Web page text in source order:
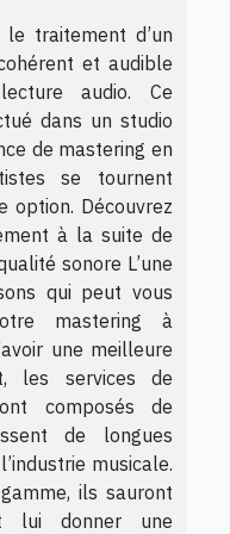
traitement d’un
et audible
audio. Ce
dans un studio
de mastering en
se tournent
option. Découvrez
à la suite de
sonore L’une
qui peut vous
mastering à
une meilleure
les services de
composés de
de longues
musicale.
ils sauront
lui donner une